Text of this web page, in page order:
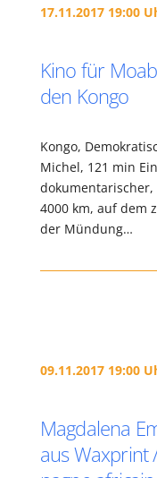
17.11.2017 19:00
Kino für
den Kongo
Kongo,
Michel, 121 min
4000 km, auf dem
der Mündung…
09.11.2017 19:00
Magdalena
aus Waxprint